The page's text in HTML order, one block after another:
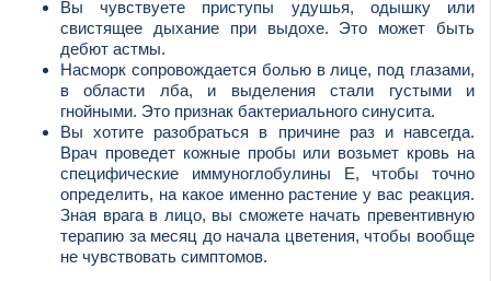
Вы чувствуете приступы удушья, одышку или
свистящее дыхание при выдохе. Это может быть
дебют астмы.
Насморк сопровождается болью в лице, под глазами,
в области лба, и выделения стали густыми и
гнойными. Это признак бактериального синусита.
Вы хотите разобраться в причине раз и навсегда.
Врач проведет кожные пробы или возьмет кровь на
специфические иммуноглобулины Е, чтобы точно
определить, на какое именно растение у вас реакция.
Зная врага в лицо, вы сможете начать превентивную
терапию за месяц до начала цветения, чтобы вообще
не чувствовать симптомов.